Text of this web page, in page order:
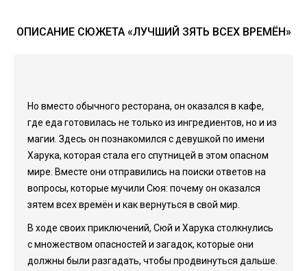
ОПИСАНИЕ СЮЖЕТА «ЛУЧШИЙ ЗЯТЬ ВСЕХ ВРЕМЁН»
Но вместо обычного ресторана, он оказался в кафе,
где еда готовилась не только из ингредиентов, но и из
магии. Здесь он познакомился с девушкой по имени
Харука, которая стала его спутницей в этом опасном
мире. Вместе они отправились на поиски ответов на
вопросы, которые мучили Сюя: почему он оказался
зятем всех времён и как вернуться в свой мир.
В ходе своих приключений, Сюй и Харука столкнулись
с множеством опасностей и загадок, которые они
должны были разгадать, чтобы продвинуться дальше.